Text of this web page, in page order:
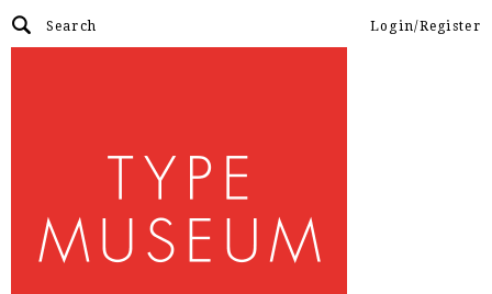
Login/Register